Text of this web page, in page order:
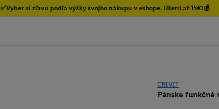
✅Vyber si zľavu podľa výšky svojho nákupu v eshope. Ušetri až 15€!💰
CRIVIT
Pánske funkčné